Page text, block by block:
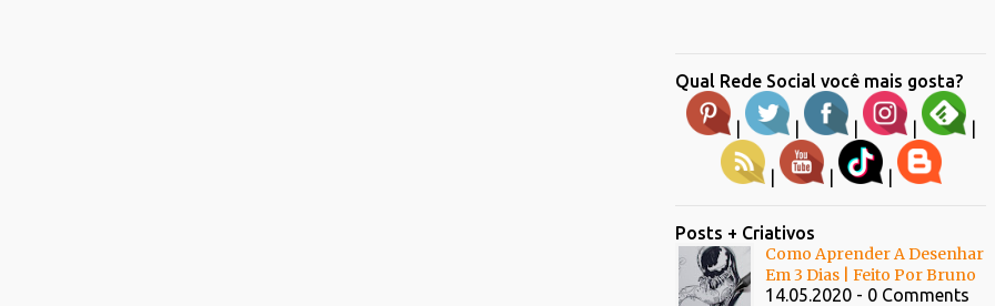
Qual Rede Social você mais gosta?
| | | | |
| | |
Posts + Criativos
Como Aprender A Desenhar
Em 3 Dias | Feito Por Bruno
14.05.2020 - 0 Comments